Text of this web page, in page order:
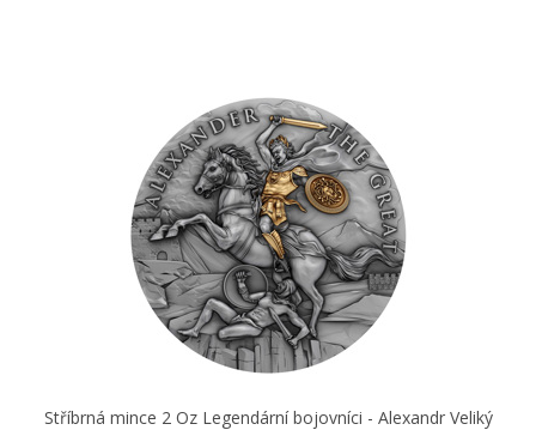
Stříbrná mince 2 Oz Legendární bojovníci - Alexandr Veliký